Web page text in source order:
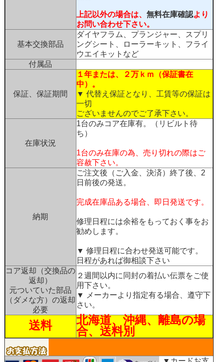
上記以外の場合は、 無料在庫確認より
お問い合わせ下さい。
基本交換部品
ダイヤフラム、プランジャー、スプリ
ングシート、ローラーキット、フライ
ウエイキットなど
付属品
保証、保証期間
１年または、２万ｋｍ（保証書在
中）。
▼ 代替え保証となり、工賃等の保証は
一切
ございませんのでご了承下さい。
在庫状況
1台のみコア在庫有。（リビルト待
ち）
1台のみ在庫の為、売り切れの際はご
容赦下さい。
納期
ご注文後（ご入金、決済）終了後、2
日前後の発送。
完成在庫品ある場合、即日発送です。
修理日程には余裕をもっておく事をお
勧めします。
▼ 修理日程に合わせ発送可能です。
日程があれば御相談下さい
コア返却（交換品の
返却）
元ついていた部品
（ダメな方）の返却
必要
２週間以内に同封の着払い伝票をご使
用下さい。
▼ メーカーより指定有る場合、遵守下
さい。
送料
北海道、沖縄、離島の場
合、送料別